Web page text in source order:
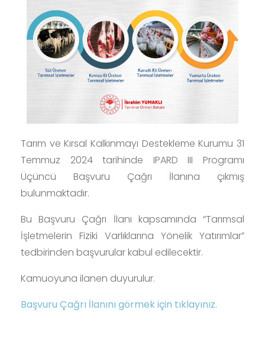
Tarım ve Kırsal Kalkınmayı Destekleme Kurumu 31
Temmuz 2024 tarihinde IPARD III Programı
Üçüncü Başvuru Çağrı İlanına çıkmış
bulunmaktadır.
Bu Başvuru Çağrı İlanı kapsamında “Tarımsal
İşletmelerin Fiziki Varlıklarına Yönelik Yatırımlar”
tedbirinden başvurular kabul edilecektir.
Kamuoyuna ilanen duyurulur.
Başvuru Çağrı İlanını görmek için tıklayınız.